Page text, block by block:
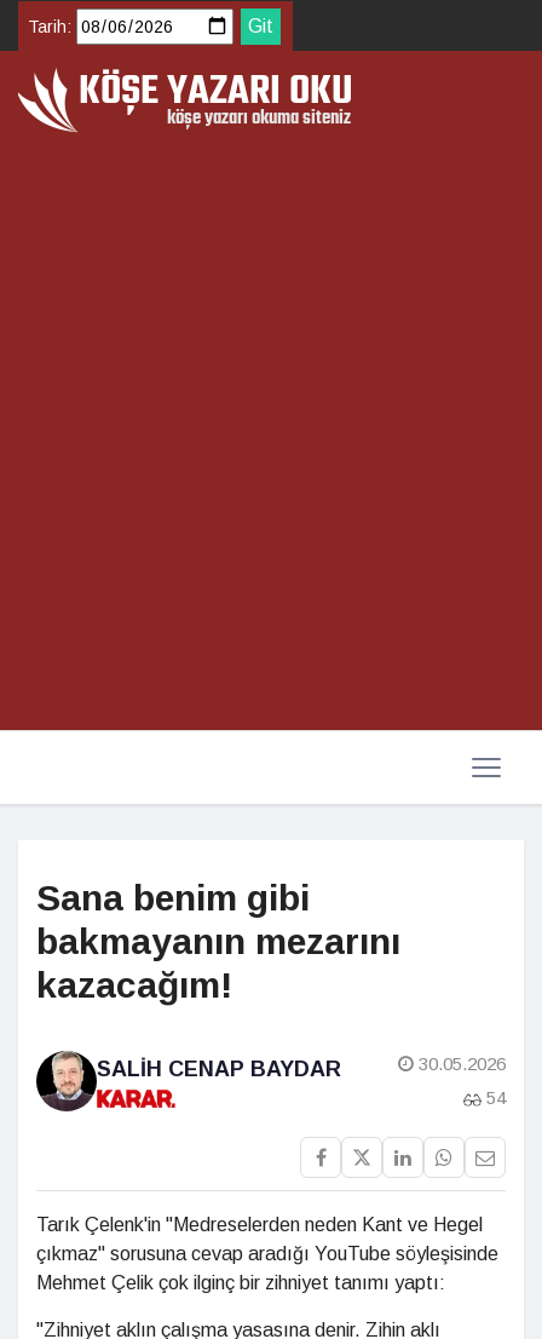
Tarih:
Sana benim gibi
bakmayanın mezarını
kazacağım!
SALIH CENAP BAYDAR
30.05.2026
54
Tarık Çelenk'in "Medreselerden neden Kant ve Hegel
çıkmaz" sorusuna cevap aradığı YouTube söyleşisinde
Mehmet Çelik çok ilginç bir zihniyet tanımı yaptı:
"Zihniyet aklın çalışma yasasına denir. Zihin aklı